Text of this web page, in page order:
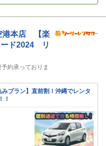
港本店 【楽
ード2024 リ
約承っておりま
みプラン】直前割！沖縄でレンタ
！